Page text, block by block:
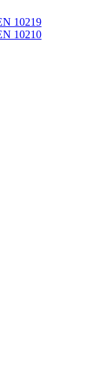
10219
10210